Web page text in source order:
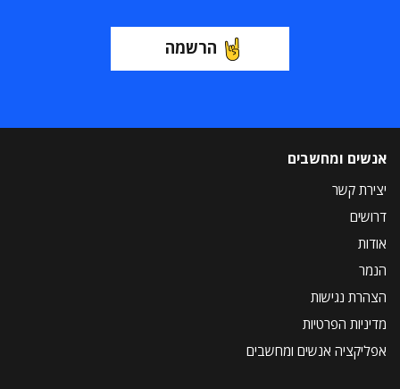
הרשמה
אנשים ומחשבים
יצירת קשר
דרושים
אודות
הנמר
הצהרת נגישות
מדיניות הפרטיות
אפליקציה אנשים ומחשבים